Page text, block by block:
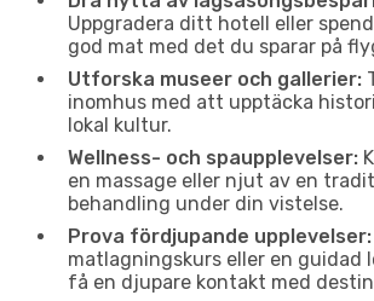
Uppgradera ditt hotell eller
god mat med det du sparar på
Utforska museer och gallerier:
inomhus med att upptäcka
lokal kultur.
Wellness- och spaupplevelser:
en massage eller njut av en
behandling under din vistelse.
Prova fördjupande upplevelser:
matlagningskurs eller en guidad
få en djupare kontakt med